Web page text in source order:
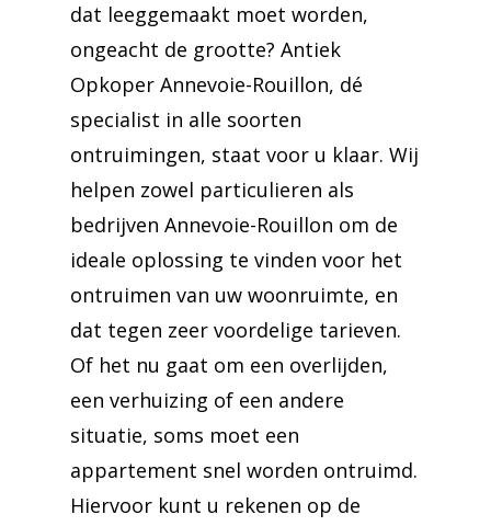
dat leeggemaakt moet worden,
ongeacht de grootte? Antiek
Opkoper Annevoie-Rouillon, dé
specialist in alle soorten
ontruimingen, staat voor u klaar. Wij
helpen zowel particulieren als
bedrijven Annevoie-Rouillon om de
ideale oplossing te vinden voor het
ontruimen van uw woonruimte, en
dat tegen zeer voordelige tarieven.
Of het nu gaat om een overlijden,
een verhuizing of een andere
situatie, soms moet een
appartement snel worden ontruimd.
Hiervoor kunt u rekenen op de